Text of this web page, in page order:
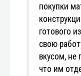
покупки
готового
свою
вкусом, не
что им